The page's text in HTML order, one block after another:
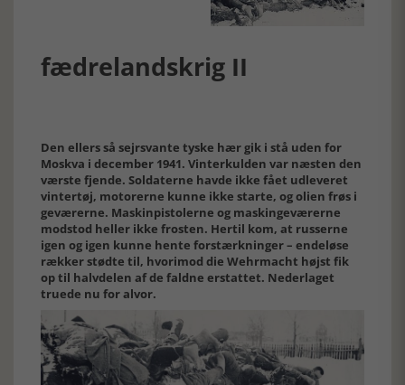
fædrelandskrig II
Den ellers så sejrsvante tyske hær gik i stå uden for
Moskva i december 1941. Vinterkulden var næsten den
værste fjende. Soldaterne havde ikke fået udleveret
vintertøj, motorerne kunne ikke starte, og olien frøs i
geværerne. Maskinpistolerne og maskingeværerne
modstod heller ikke frosten. Hertil kom, at russerne
igen og igen kunne hente forstærkninger – endeløse
rækker stødte til, hvorimod die Wehrmacht højst fik
op til halvdelen af de faldne erstattet. Nederlaget
truede nu for alvor.